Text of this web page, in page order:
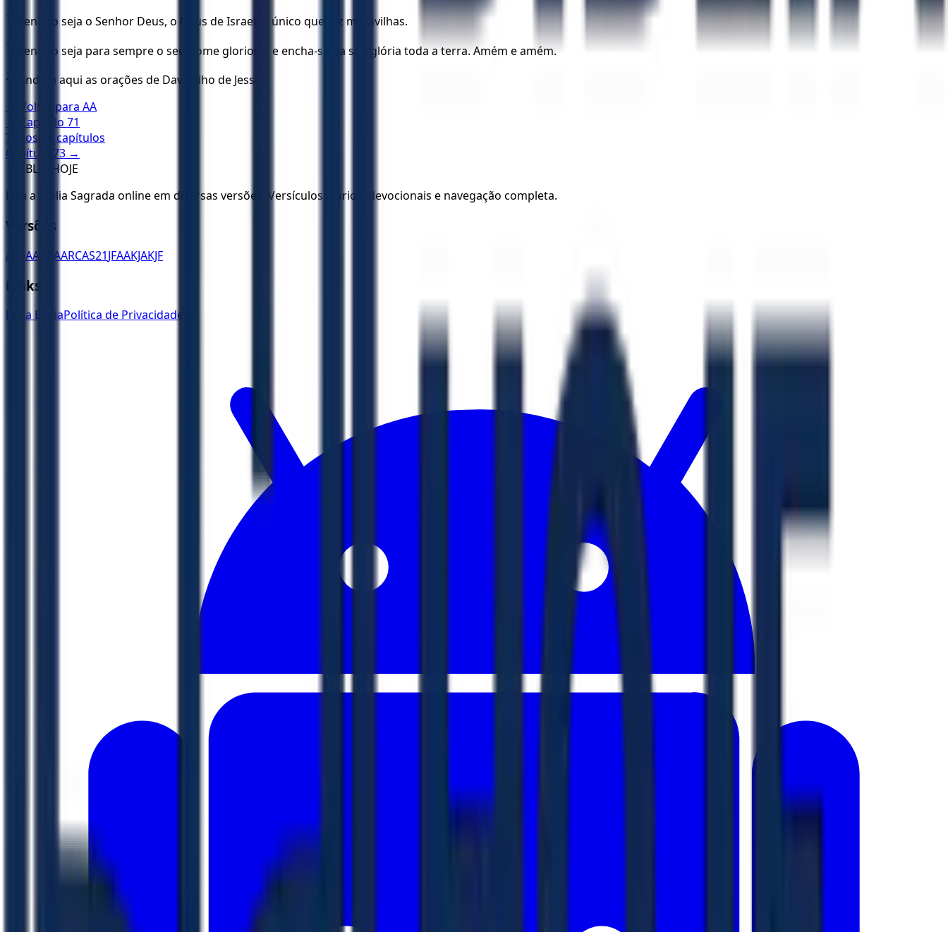
18 Bendito seja o Senhor Deus, o Deus de Israel, o único que faz maravilhas.
19 Bendito seja para sempre o seu nome glorioso, e encha-se da sua glória toda a terra. Amém e amém.
20
Findam aqui as orações de Davi, filho de Jessé.
← Voltar para AA
← Capítulo 71
Todos os capítulos
Capítulo
73 →
BÍBLIA HOJE
Leia a Bíblia Sagrada online em diversas versões. Versículos diários, devocionais e navegação completa.
Versões
ACFAA ARAARCAS21JFAAKJAKJF
Links
Ler a BíbliaPolítica de Privacidade